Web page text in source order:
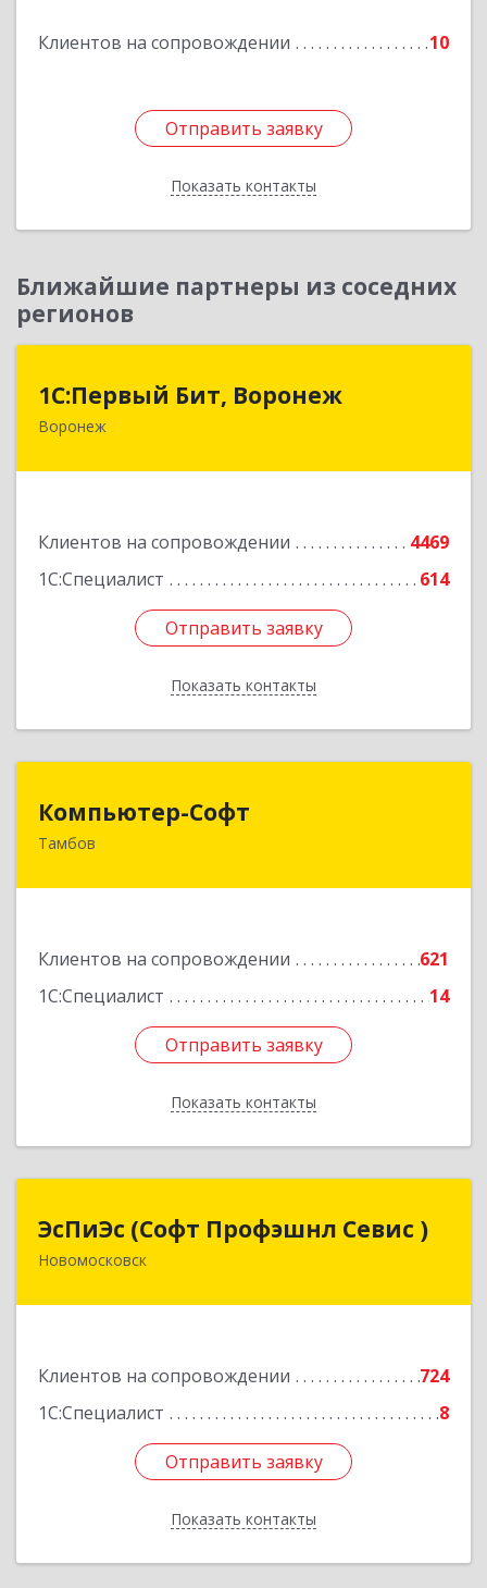
Клиентов на сопровождении 10
Отправить заявку
Показать контакты
Отправить заявку
Назад
Ближайшие партнеры из соседних
регионов
1С:Первый Бит, Воронеж
Воронеж
Клиентов на сопровождении
4469
1С:Специалист
614
Отправить заявку
Показать контакты
1С:Первый Бит, Воронеж
394006, Воронежская обл, Воронеж г, 20-летия
Отправить заявку
Назад
Компьютер-Софт
Тамбов
Клиентов на сопровождении
621
1С:Специалист
14
Отправить заявку
Показать контакты
392000, Тамбовская обл, Тамбов г, Советская
Отправить заявку
Назад
ЭсПиЭс (Софт Профэшнл Севис )
Новомосковск
Клиентов на сопровождении
724
1С:Специалист
8
Отправить заявку
Показать контакты
ЭсПиЭс (Софт Профэшнл Севис )
301659, Тульская обл, Новомосковский р-н,
Отправить заявку
Назад